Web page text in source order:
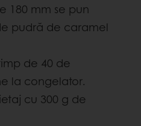
180 mm se pun
pudră de caramel
de 40 de
la congelator.
cu 300 g de